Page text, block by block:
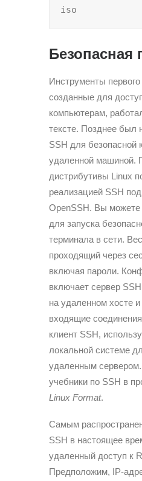
iso
Безопасная
Инструменты
созданные для
компьютерам,
тексте. Позднее был
SSH для безопасной
удаленной машиной.
дистрибутивы Linux
реализацией SSH
OpenSSH. Вы можете
для запуска
терминала в сети.
проходящий через
включая пароли.
включает сервер
на удаленном хосте
входящие
клиент SSH,
локальной системе
удаленным
учебники по SSH в
Linux Format.
Самым
SSH в настоящее
удаленный доступ к
Предположим, IP-